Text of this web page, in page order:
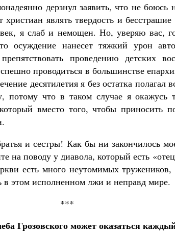
дерзнул заявить, что не боюсь
христиан являть твердость и
я слаб и немощен. Но, уверяю вас,
осуждение нанесет тяжкий урон
проведению детских
проводиться в большинстве
десятилетия я без остатка полагал
потому что в таком случае я окажусь
вместо того, чтобы приносить
и сестры! Как бы ни закончилось
на поводу у диавола, который есть
есть много неутомимых
этом исполненном лжи и неправд мире.
***
Грозовского может оказаться